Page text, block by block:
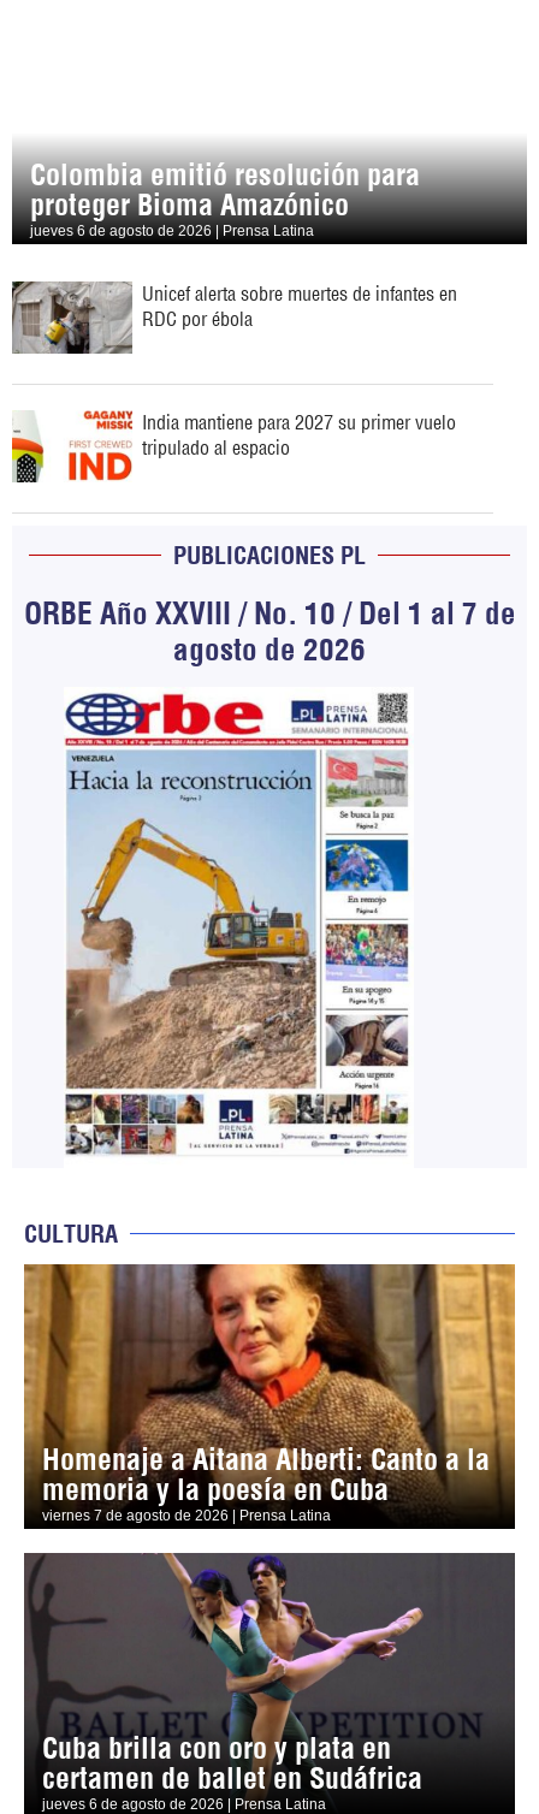
Colombia emitió resolución para
proteger Bioma Amazónico
jueves 6 de agosto de 2026 | Prensa Latina
Unicef alerta sobre muertes de infantes en
RDC por ébola
India mantiene para 2027 su primer vuelo
tripulado al espacio
PUBLICACIONES PL
ORBE Año XXVIII / No. 10 / Del 1 al 7 de
agosto de 2026
CULTURA
Homenaje a Aitana Alberti: Canto a la
memoria y la poesía en Cuba
viernes 7 de agosto de 2026 | Prensa Latina
Cuba brilla con oro y plata en
certamen de ballet en Sudáfrica
jueves 6 de agosto de 2026 | Prensa Latina